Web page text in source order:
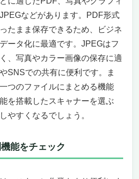
などがあります。PDF形式
たまま保存できるため、ビジネ
ータ化に最適です。JPEGはフ
、写真やカラー画像の保存に適
SNSでの共有に便利です。ま
つのファイルにまとめる機能
を搭載したスキャナーを選ぶ
やすくなるでしょう。
能をチェック